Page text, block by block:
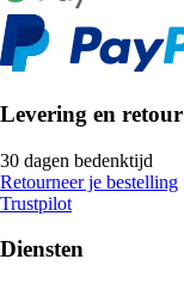
Levering en retour
30 dagen bedenktijd
Retourneer je bestelling
Trustpilot
Diensten